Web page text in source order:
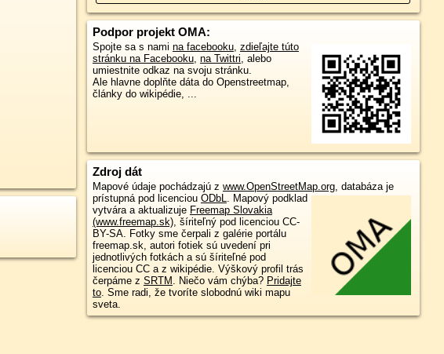
Podpor projekt OMA:
Spojte sa s nami na facebooku, zdieľajte túto
stránku na Facebooku, na Twittri, alebo
umiestnite odkaz na svoju stránku.
Ale hlavne doplňte dáta do Openstreetmap,
články do wikipédie, ...
Zdroj dát
Mapové údaje pochádzajú z www.OpenStreetMap.org, databáza je
prístupná pod licenciou ODbL. Mapový podklad
vytvára a aktualizuje Freemap Slovakia
(www.freemap.sk), šíriteľný pod licenciou CC-
BY-SA. Fotky sme čerpali z galérie portálu
freemap.sk, autori fotiek sú uvedení pri
jednotlivých fotkách a sú šíriteľné pod
licenciou CC a z wikipédie. Výškový profil trás
čerpáme z SRTM . Niečo vám chýba? Pridajte
to. Sme radi, že tvoríte slobodnú wiki mapu
sveta.